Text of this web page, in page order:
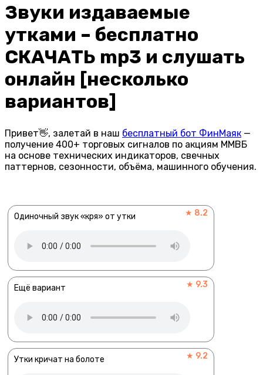
Звуки издаваемые
утками – бесплатно
СКАЧАТЬ mp3 и слушать
онлайн [несколько
вариантов]
Привет👋, залетай в наш бесплатный бот ФинМаяк —
получение 400+ торговых сигналов по акциям ММВБ
на основе технических индикаторов, свечных
паттернов, сезонности, объёма, машинного обучения.
Одиночный звук «кря» от утки ★ 8.2
Ещё вариант ★ 9.3
Утки кричат на болоте ★ 9.2